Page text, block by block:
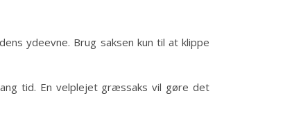
ydeevne. Brug saksen kun til at klippe
tid. En velplejet græssaks vil gøre det